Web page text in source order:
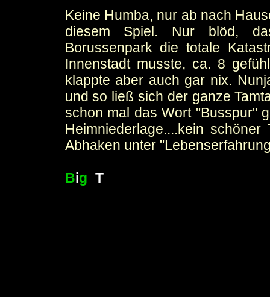
Keine Humba, nur ab nach
diesem Spiel. Nur blöd,
Borussenpark die totale
Innenstadt musste, ca. 8
klappte aber auch gar nix.
und so ließ sich der ganze
schon mal das Wort "Busspur"
Heimniederlage....kein
Abhaken unter
Big _T